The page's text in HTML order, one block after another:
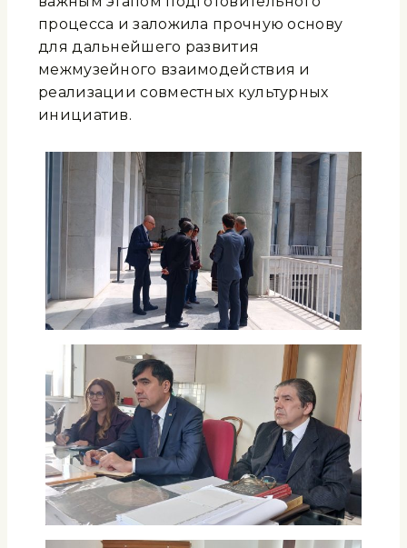
процесса и заложила прочную основу
для дальнейшего развития
межмузейного взаимодействия и
реализации совместных культурных
инициатив.